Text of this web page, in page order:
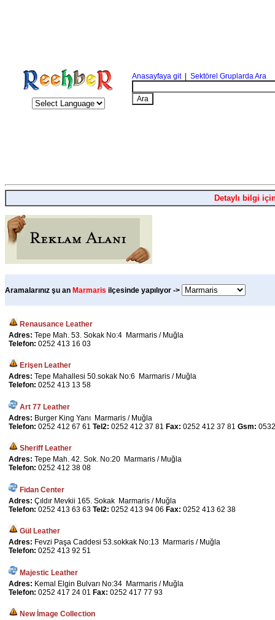
Anasayfaya git| Sektörel Gruplarda Ara
Detaylı bilgi
Aramalarınız şu an Marmaris ilçesinde yapılıyor ->
Renausance Leather
Adres: Tepe Mah. 53. Sokak No:4 Marmaris / Muğla
Telefon: 0252 413 16 03
Erişen Leather
Adres: Tepe Mahallesi 50.sokak No:6 Marmaris / Muğla
Telefon: 0252 413 13 58
Art 77 Leather
Adres: Burger King Yanı Marmaris / Muğla
Telefon: 0252 412 67 61 Tel2: 0252 412 37 81 Fax: 0252 412 37 81 Gsm:
Sheriff Leather
Adres: Tepe Mah. 42. Sok. No:20 Marmaris / Muğla
Telefon: 0252 412 38 08
Fidan Center
Adres: Çıldır Mevkii 165. Sokak Marmaris / Muğla
Telefon: 0252 413 63 63 Tel2: 0252 413 94 06 Fax: 0252 413 62 38
Gül Leather
Adres: Fevzi Paşa Caddesi 53.sokkak No:13 Marmaris / Muğla
Telefon: 0252 413 92 51
Majestic Leather
Adres: Kemal Elgin Bulvarı No:34 Marmaris / Muğla
Telefon: 0252 417 24 01 Fax: 0252 417 77 93
New İmage Collection